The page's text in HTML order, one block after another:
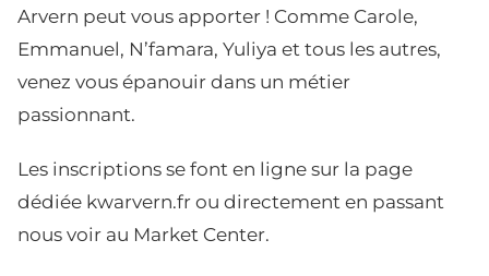
Arvern peut vous apporter ! Comme Carole,
Emmanuel, N’famara, Yuliya et tous les autres,
venez vous épanouir dans un métier
passionnant.
Les inscriptions se font en ligne sur la page
dédiée kwarvern.fr ou directement en passant
nous voir au Market Center.